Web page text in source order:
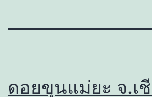
ดอยขุนแม่ยะ จ.เ